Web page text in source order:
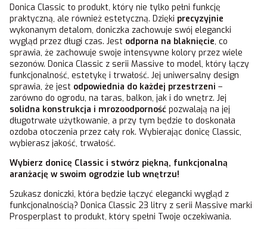
Donica Classic to produkt, który nie tylko pełni funkcję
praktyczną, ale również estetyczną. Dzięki precyzyjnie
wykonanym detalom, doniczka zachowuje swój elegancki
wygląd przez długi czas. Jest odporna na blaknięcie, co
sprawia, że zachowuje swoje intensywne kolory przez wiele
sezonów. Donica Classic z serii Massive to model, który łączy
funkcjonalność, estetykę i trwałość. Jej uniwersalny design
sprawia, że jest odpowiednia do każdej przestrzeni –
zarówno do ogrodu, na taras, balkon, jak i do wnętrz. Jej
solidna konstrukcja i mrozoodporność pozwalają na jej
długotrwałe użytkowanie, a przy tym będzie to doskonała
ozdoba otoczenia przez cały rok. Wybierając donicę Classic,
wybierasz jakość, trwałość.
Wybierz donicę Classic i stwórz piękną, funkcjonalną
aranżację w swoim ogrodzie lub wnętrzu!
Szukasz doniczki, która będzie łączyć elegancki wygląd z
funkcjonalnością? Donica Classic 23 litry z serii Massive marki
Prosperplast to produkt, który spełni Twoje oczekiwania.